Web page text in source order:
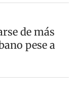
de más
pese a